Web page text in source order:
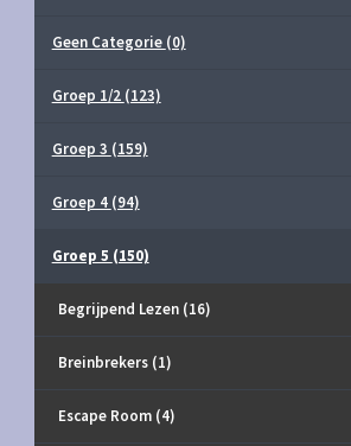
Geen Categorie (0)
Groep 1/2 (123)
Groep 3 (159)
Groep 4 (94)
Groep 5 (150)
Begrijpend Lezen (16)
Breinbrekers (1)
Escape Room (4)